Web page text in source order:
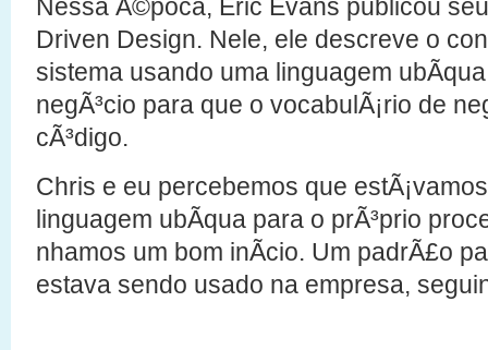
Nessa Ã©poca, Eric Evans publicou
Driven Design. Nele, ele descreve o
sistema usando uma linguagem
negÃ³cio para que o vocabulÃ¡rio de
cÃ³digo.
Chris e eu percebemos que
linguagem ubÃ­qua para o prÃ³prio
nhamos um bom inÃ­cio. Um padrÃ£o
estava sendo usado na empresa,